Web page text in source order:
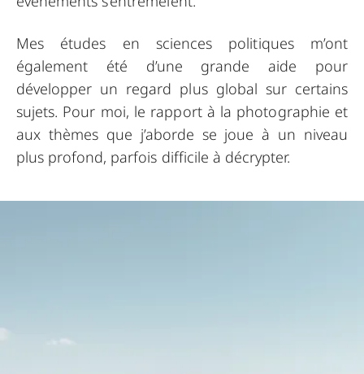
Mes études en sciences politiques m’ont
également été d’une grande aide pour
développer un regard plus global sur certains
sujets. Pour moi, le rapport à la photographie et
aux thèmes que j’aborde se joue à un niveau
plus profond, parfois difficile à décrypter.